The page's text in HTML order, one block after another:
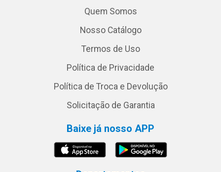
Quem Somos
Nosso Catálogo
Termos de Uso
Política de Privacidade
Política de Troca e Devolução
Solicitação de Garantia
Baixe já nosso APP